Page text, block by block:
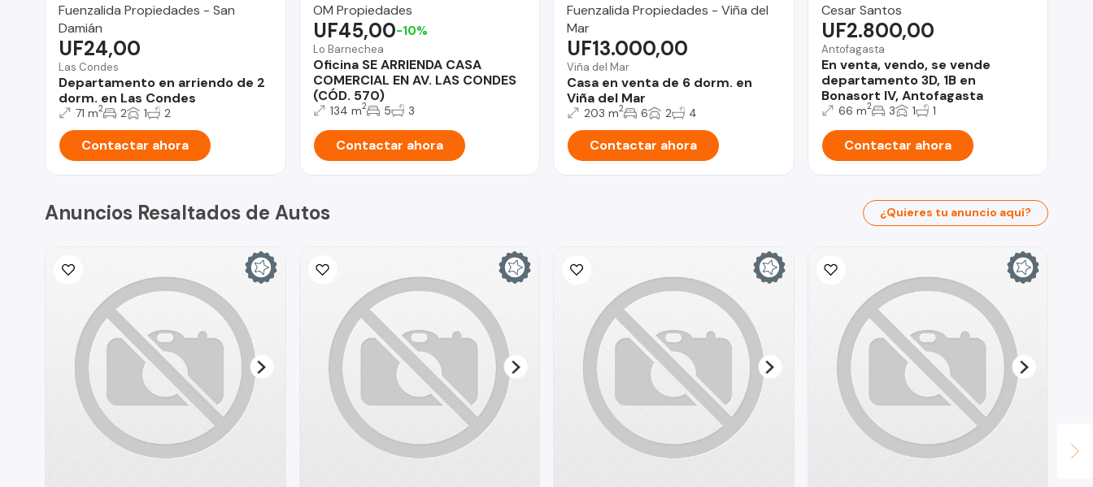
Fuenzalida Propiedades - San
Damián
Las Condes
Departamento en arriendo de 2
dorm. en Las Condes
UF24,00
71 m2 2 1 2
Contactar ahora
OM Propiedades
Lo Barnechea
Oficina SE ARRIENDA CASA
COMERCIAL EN AV. LAS CONDES
(CÓD. 570)
UF45,00-10%
134 m2 5 3
Contactar ahora
Fuenzalida Propiedades - Viña del
Mar
Viña del Mar
Casa en venta de 6 dorm. en
Viña del Mar
UF13.000,00
203 m2 6 2 4
Contactar ahora
Cesar Santos
Antofagasta
En venta, vendo, se vende
departamento 3D, 1B en
Bonasort IV, Antofagasta
UF2.800,00
66 m2 3 1 1
Contactar ahora
Anuncios Resaltados de Autos ¿Quieres tu anuncio aquí?